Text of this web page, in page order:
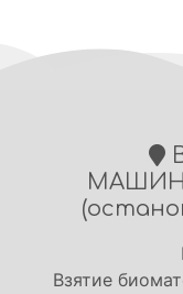
Взятие